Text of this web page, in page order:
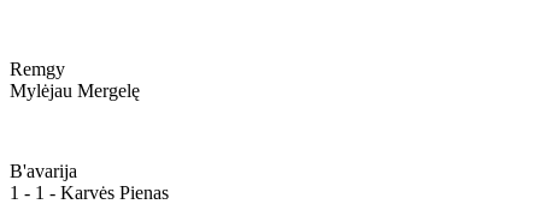
Remgy
Mylėjau Mergelę
B'avarija
1 - 1 - Karvės Pienas